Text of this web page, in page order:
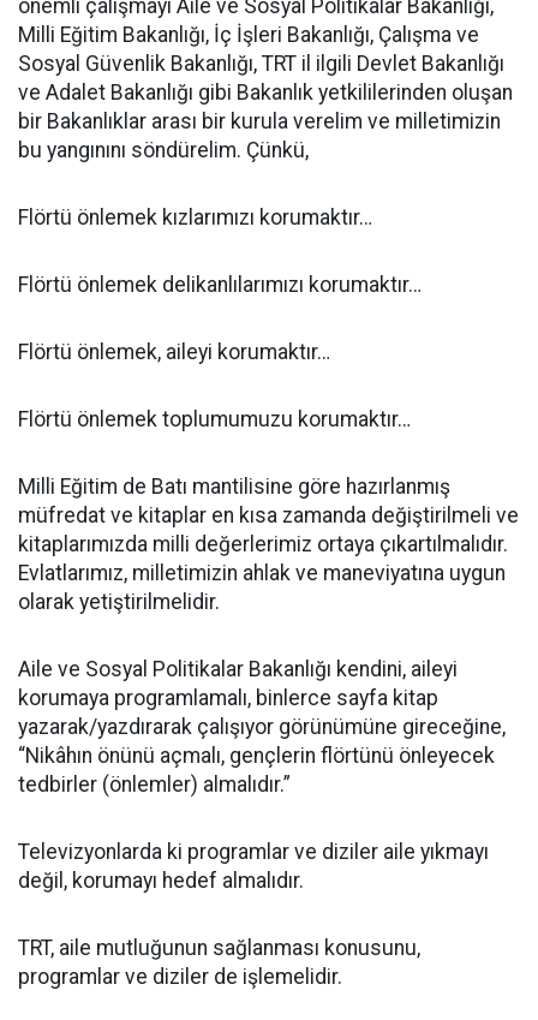
önemli çalışmayı Aile ve Sosyal Politikalar Bakanlığı,
Milli Eğitim Bakanlığı, İç İşleri Bakanlığı, Çalışma ve
Sosyal Güvenlik Bakanlığı, TRT il ilgili Devlet Bakanlığı
ve Adalet Bakanlığı gibi Bakanlık yetkililerinden oluşan
bir Bakanlıklar arası bir kurula verelim ve milletimizin
bu yangınını söndürelim. Çünkü,
Flörtü önlemek kızlarımızı korumaktır…
Flörtü önlemek delikanlılarımızı korumaktır…
Flörtü önlemek, aileyi korumaktır…
Flörtü önlemek toplumumuzu korumaktır…
Milli Eğitim de Batı mantilisine göre hazırlanmış
müfredat ve kitaplar en kısa zamanda değiştirilmeli ve
kitaplarımızda milli değerlerimiz ortaya çıkartılmalıdır.
Evlatlarımız, milletimizin ahlak ve maneviyatına uygun
olarak yetiştirilmelidir.
Aile ve Sosyal Politikalar Bakanlığı kendini, aileyi
korumaya programlamalı, binlerce sayfa kitap
yazarak/yazdırarak çalışıyor görünümüne gireceğine,
“Nikâhın önünü açmalı, gençlerin flörtünü önleyecek
tedbirler (önlemler) almalıdır.”
Televizyonlarda ki programlar ve diziler aile yıkmayı
değil, korumayı hedef almalıdır.
TRT, aile mutluğunun sağlanması konusunu,
programlar ve diziler de işlemelidir.